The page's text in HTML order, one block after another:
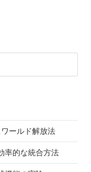
ールド解放法
率的な統合方法